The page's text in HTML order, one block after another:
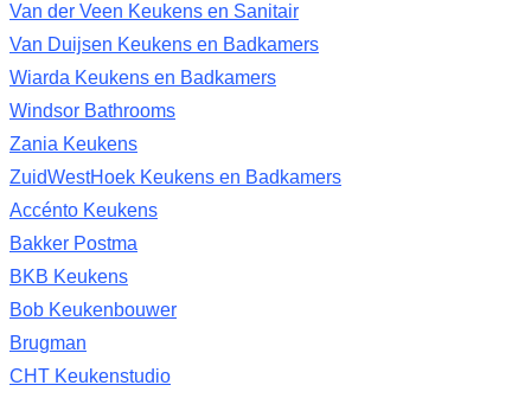
Van der Veen Keukens en Sanitair
Van Duijsen Keukens en Badkamers
Wiarda Keukens en Badkamers
Windsor Bathrooms
Zania Keukens
ZuidWestHoek Keukens en Badkamers
Accénto Keukens
Bakker Postma
BKB Keukens
Bob Keukenbouwer
Brugman
CHT Keukenstudio